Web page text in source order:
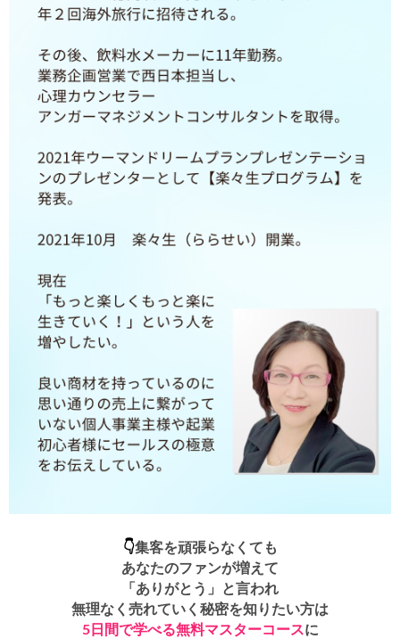
👇集客を頑張らなくても
あなたのファンが増えて
「ありがとう」と言われ
無理なく売れていく秘密を知りたい方は
5日間で学べる無料マスターコースに